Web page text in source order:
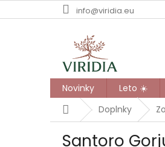
na
info@viridia.eu
Novinky Leto ☀️
DomovDoplnky
Santoro